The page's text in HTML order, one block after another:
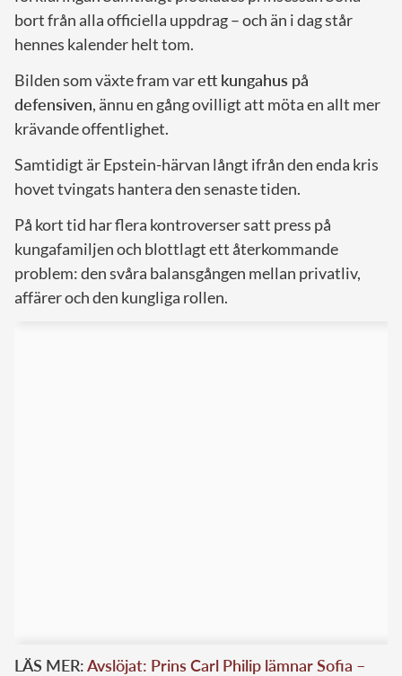
bort från alla officiella uppdrag – och än i dag står
hennes kalender helt tom.
Bilden som växte fram varett kungahus på
defensiven, ännu en gång ovilligt att möta en allt mer
krävande offentlighet.
Samtidigt är Epstein-härvan långt ifrån den enda kris
hovet tvingats hantera den senaste tiden.
På kort tid har flera kontroverser satt press på
kungafamiljen och blottlagt ett återkommande
problem: den svåra balansgången mellan privatliv,
affärer och den kungliga rollen.
LÄS MER:Avslöjat: Prins Carl Philip lämnar Sofia –